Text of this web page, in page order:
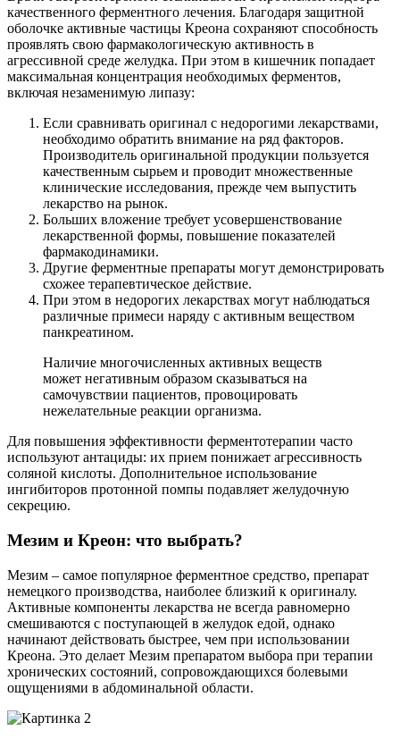
качественного ферментного лечения. Благодаря защитной
оболочке активные частицы Креона сохраняют способность
проявлять свою фармакологическую активность в
агрессивной среде желудка. При этом в кишечник попадает
максимальная концентрация необходимых ферментов,
включая незаменимую липазу:
Если сравнивать оригинал с недорогими лекарствами,
необходимо обратить внимание на ряд факторов.
Производитель оригинальной продукции пользуется
качественным сырьем и проводит множественные
клинические исследования, прежде чем выпустить
лекарство на рынок.
Больших вложение требует усовершенствование
лекарственной формы, повышение показателей
фармакодинамики.
Другие ферментные препараты могут демонстрировать
схожее терапевтическое действие.
При этом в недорогих лекарствах могут наблюдаться
различные примеси наряду с активным веществом
панкреатином.
Наличие многочисленных активных веществ
может негативным образом сказываться на
самочувствии пациентов, провоцировать
нежелательные реакции организма.
Для повышения эффективности ферментотерапии часто
используют антациды: их прием понижает агрессивность
соляной кислоты. Дополнительное использование
ингибиторов протонной помпы подавляет желудочную
секрецию.
Мезим и Креон: что выбрать?
Мезим – самое популярное ферментное средство, препарат
немецкого производства, наиболее близкий к оригиналу.
Активные компоненты лекарства не всегда равномерно
смешиваются с поступающей в желудок едой, однако
начинают действовать быстрее, чем при использовании
Креона. Это делает Мезим препаратом выбора при терапии
хронических состояний, сопровождающихся болевыми
ощущениями в абдоминальной области.